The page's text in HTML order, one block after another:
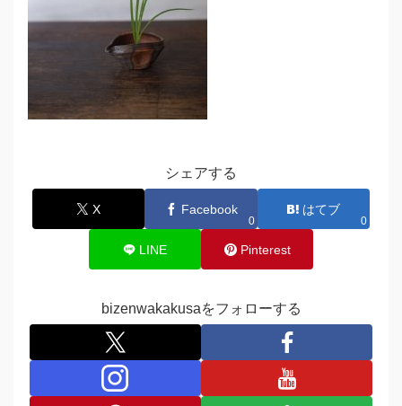
シェアする
X Facebook
0
はてブ
0
LINE Pinterest
bizenwakakusaをフォローする